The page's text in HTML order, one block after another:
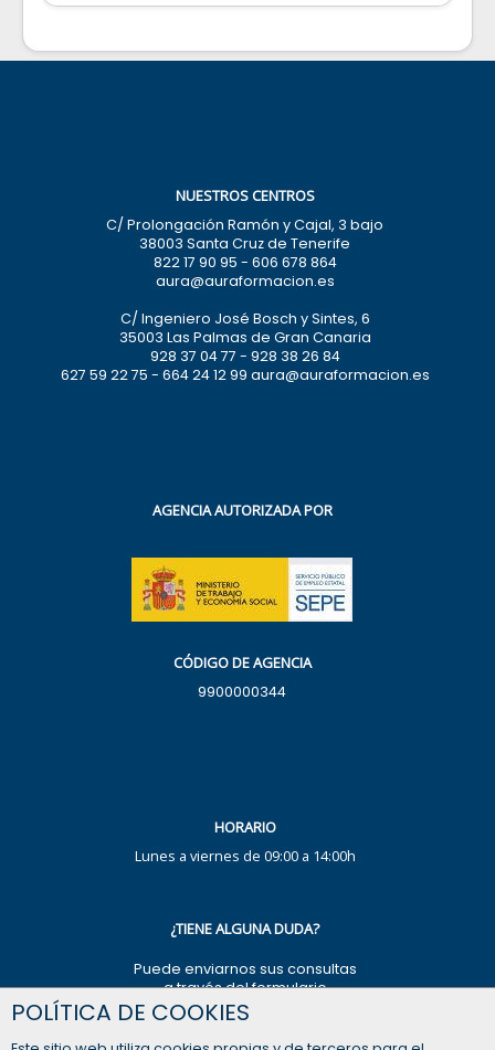
NUESTROS CENTROS
C/ Prolongación Ramón y Cajal, 3 bajo
38003 Santa Cruz de Tenerife
822 17 90 95 - 606 678 864
aura@auraformacion.es
C/ Ingeniero José Bosch y Sintes, 6
35003 Las Palmas de Gran Canaria
928 37 04 77 - 928 38 26 84
627 59 22 75 - 664 24 12 99 aura@auraformacion.es
AGENCIA AUTORIZADA POR
CÓDIGO DE AGENCIA
9900000344
HORARIO
Lunes a viernes de 09:00 a 14:00h
¿TIENE ALGUNA DUDA?
Puede enviarnos sus consultas
a través del formulario
POLÍTICA DE COOKIES